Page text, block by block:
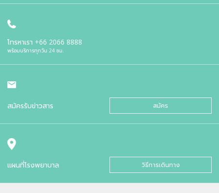
โทรหาเรา +66 2066 8888
พร้อมบริการทุกวัน 24 ชม.
สมัครรับข่าวสาร สมัคร
แผนที่โรงพยาบาล วิธีการเดินทาง